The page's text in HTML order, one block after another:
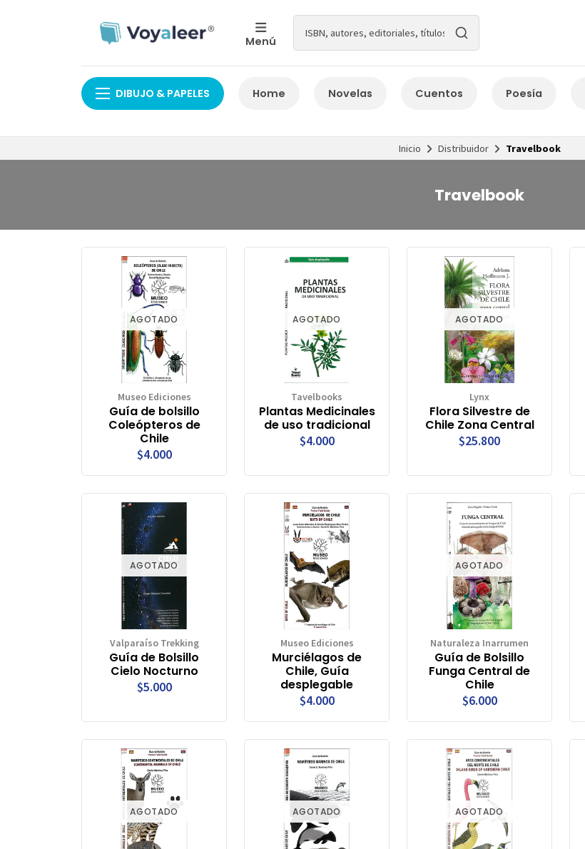
Menú
DIBUJO & PAPELES Home Novelas Cuentos Poesía
Inicio Distribuidor Travelbook
Travelbook
AGOTADO
Museo Ediciones
Guía de bolsillo
Coleópteros de
Chile
$4.000
AGOTADO
Tavelbooks
Plantas Medicinales
de uso tradicional
$4.000
AGOTADO
Lynx
Flora Silvestre de
Chile Zona Central
$25.800
AGOTADO
Valparaíso Trekking
Guía de Bolsillo
Cielo Nocturno
$5.000
Museo Ediciones
Murciélagos de
Chile, Guía
desplegable
$4.000
AGOTADO
Naturaleza Inarrumen
Guía de Bolsillo
Funga Central de
Chile
$6.000
AGOTADO AGOTADO AGOTADO